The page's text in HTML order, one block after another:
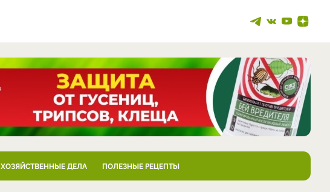
ХОЗЯЙСТВЕННЫЕ ДЕЛА ПОЛЕЗНЫЕ РЕЦЕПТЫ